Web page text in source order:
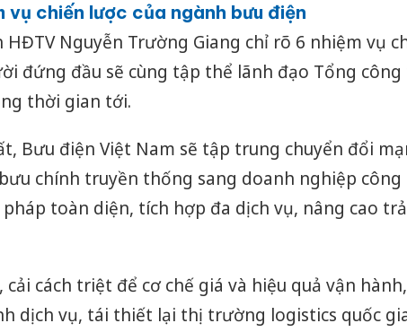
vụ chiến lược của ngành bưu điện
HĐTV Nguyễn Trường Giang chỉ rõ 6 nhiệm vụ
đứng đầu sẽ cùng tập thể lãnh đạo Tổng
thời gian tới.
Bưu điện Việt Nam sẽ tập trung chuyển đổi
chính truyền thống sang doanh nghiệp công
pháp toàn diện, tích hợp đa dịch vụ, nâng cao
cải cách triệt để cơ chế giá và hiệu quả vận
dịch vụ, tái thiết lại thị trường logistics quốc